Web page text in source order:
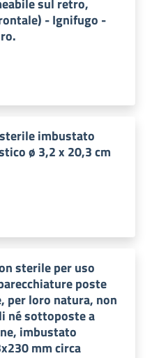
- Ignifugo -
imbustato
ø 3,2 x 20,3 cm
sterile per uso
poste
per loro natura, non
né sottoposte a
imbustato
mm circa